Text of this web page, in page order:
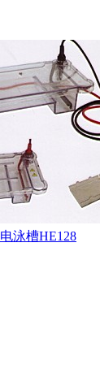
泳槽HE128